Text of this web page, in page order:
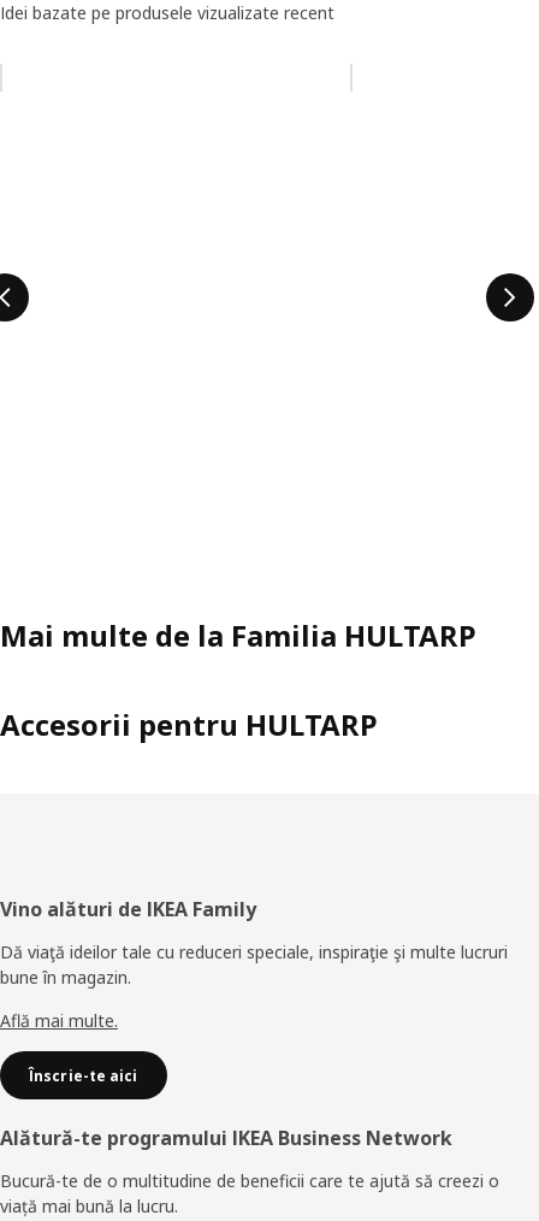
Idei bazate pe produsele vizualizate recent
Mai multe de la Familia HULTARP
Accesorii pentru HULTARP
Subsol
Vino alături de IKEA Family
Dă viaţă ideilor tale cu reduceri speciale, inspiraţie şi multe lucruri
bune în magazin.
Află mai multe.
Înscrie-te aici
Alătură-te programului IKEA Business Network
Bucură-te de o multitudine de beneficii care te ajută să creezi o
viață mai bună la lucru.